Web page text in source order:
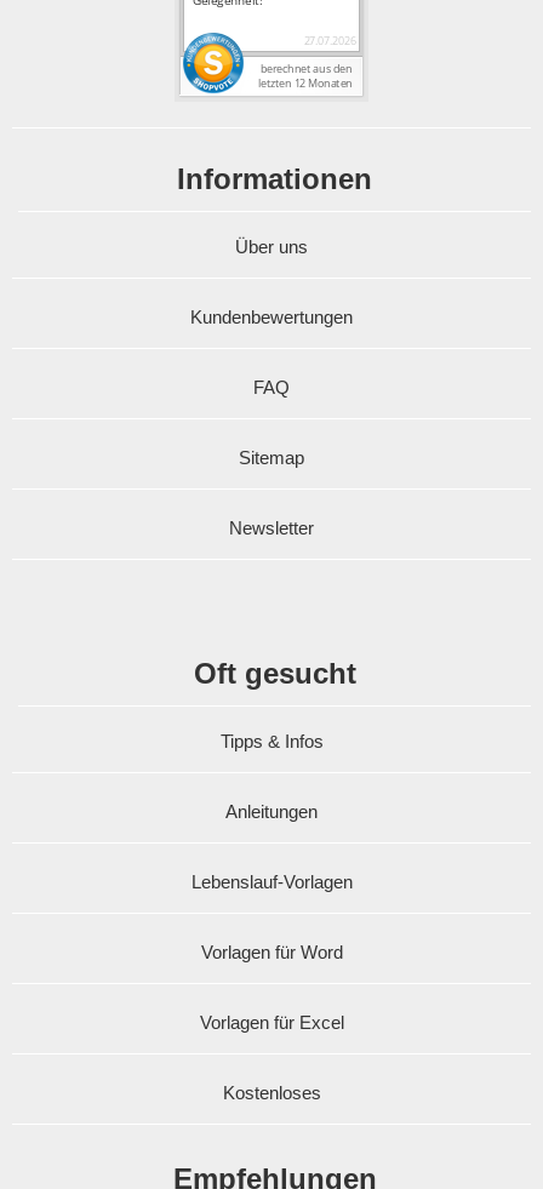
Informationen
Über uns
Kundenbewertungen
FAQ
Sitemap
Newsletter
Oft gesucht
Tipps & Infos
Anleitungen
Lebenslauf-Vorlagen
Vorlagen für Word
Vorlagen für Excel
Kostenloses
Empfehlungen